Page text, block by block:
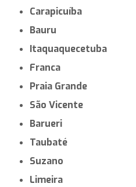
Carapicuíba
Bauru
Itaquaquecetuba
Franca
Praia Grande
São Vicente
Barueri
Taubaté
Suzano
Limeira